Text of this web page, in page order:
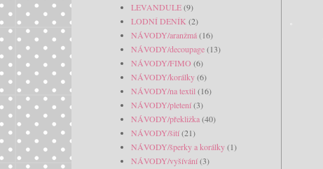
LEVANDULE(9)
LODNÍ DENÍK (2)
NÁVODY/aranžmá(16)
NÁVODY/decoupage(13)
NÁVODY/FIMO (6)
NÁVODY/korálky(6)
NÁVODY/na textil (16)
NÁVODY/pletení(3)
NÁVODY/překližka(40)
NÁVODY/šití(21)
NÁVODY/šperky a korálky(1)
NÁVODY/vyšívání(3)